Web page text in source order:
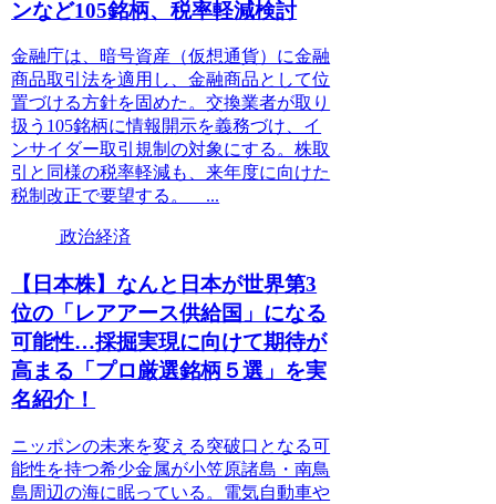
ンなど105銘柄、税率軽減検討
金融庁は、暗号資産（仮想通貨）に金融
商品取引法を適用し、金融商品として位
置づける方針を固めた。交換業者が取り
扱う105銘柄に情報開示を義務づけ、イ
ンサイダー取引規制の対象にする。株取
引と同様の税率軽減も、来年度に向けた
税制改正で要望する。 ...
政治経済
【日本株】なんと日本が世界第3
位の「レアアース供給国」になる
可能性…採掘実現に向けて期待が
高まる「プロ厳選銘柄５選」を実
名紹介！
ニッポンの未来を変える突破口となる可
能性を持つ希少金属が小笠原諸島・南鳥
島周辺の海に眠っている。電気自動車や